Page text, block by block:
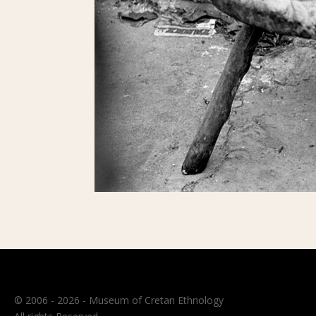
© 2006 - 2026 - Museum of Cretan Ethnology